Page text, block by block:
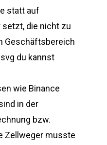
statt auf
die nicht zu
Geschäftsbereich
du kannst
wie Binance
in der
bzw.
Zellweger musste